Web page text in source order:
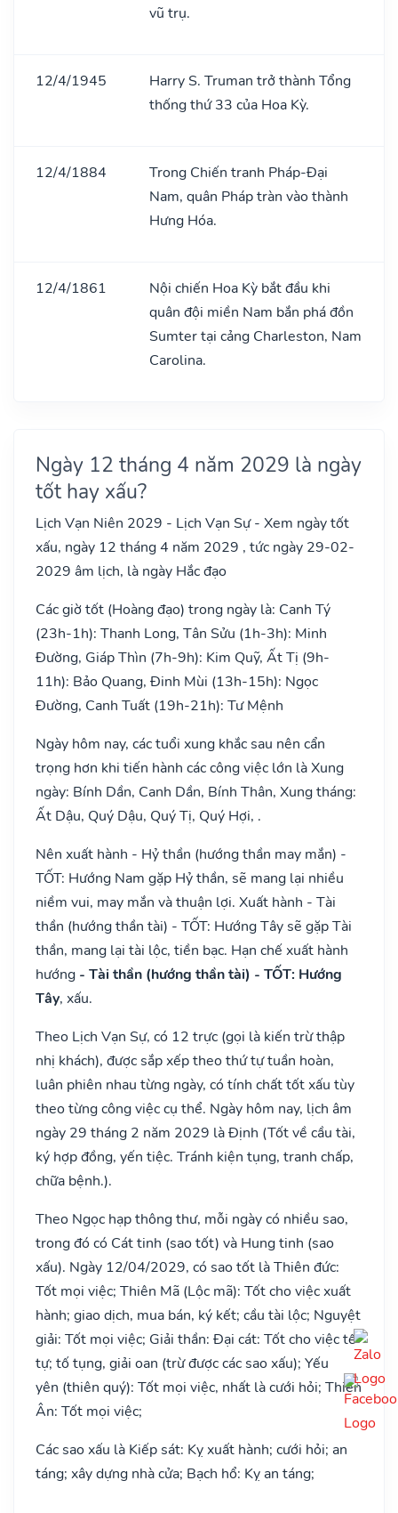
vũ trụ.
12/4/1945
Harry S. Truman trở thành Tổng
thống thứ 33 của Hoa Kỳ.
12/4/1884
Trong Chiến tranh Pháp-Đại
Nam, quân Pháp tràn vào thành
Hưng Hóa.
12/4/1861
Nội chiến Hoa Kỳ bắt đầu khi
quân đội miền Nam bắn phá đồn
Sumter tại cảng Charleston, Nam
Carolina.
Ngày 12 tháng 4 năm 2029 là ngày
tốt hay xấu?
Lịch Vạn Niên 2029 - Lịch Vạn Sự - Xem ngày tốt
xấu, ngày 12 tháng 4 năm 2029 , tức ngày 29-02-
2029 âm lịch, là ngày Hắc đạo
Các giờ tốt (Hoàng đạo) trong ngày là: Canh Tý
(23h-1h): Thanh Long, Tân Sửu (1h-3h): Minh
Đường, Giáp Thìn (7h-9h): Kim Quỹ, Ất Tị (9h-
11h): Bảo Quang, Đinh Mùi (13h-15h): Ngọc
Đường, Canh Tuất (19h-21h): Tư Mệnh
Ngày hôm nay, các tuổi xung khắc sau nên cẩn
trọng hơn khi tiến hành các công việc lớn là Xung
ngày: Bính Dần, Canh Dần, Bính Thân, Xung tháng:
Ất Dậu, Quý Dậu, Quý Tị, Quý Hợi, .
Nên xuất hành - Hỷ thần (hướng thần may mắn) -
TỐT: Hướng Nam gặp Hỷ thần, sẽ mang lại nhiều
niềm vui, may mắn và thuận lợi. Xuất hành - Tài
thần (hướng thần tài) - TỐT: Hướng Tây sẽ gặp Tài
thần, mang lại tài lộc, tiền bạc. Hạn chế xuất hành
hướng - Tài thần (hướng thần tài) - TỐT: Hướng
Tây, xấu.
Theo Lịch Vạn Sự, có 12 trực (gọi là kiến trừ thập
nhị khách), được sắp xếp theo thứ tự tuần hoàn,
luân phiên nhau từng ngày, có tính chất tốt xấu tùy
theo từng công việc cụ thể. Ngày hôm nay, lịch âm
ngày 29 tháng 2 năm 2029 là Định (Tốt về cầu tài,
ký hợp đồng, yến tiệc. Tránh kiện tụng, tranh chấp,
chữa bệnh.).
Theo Ngọc hạp thông thư, mỗi ngày có nhiều sao,
trong đó có Cát tinh (sao tốt) và Hung tinh (sao
xấu). Ngày 12/04/2029, có sao tốt là Thiên đức:
Tốt mọi việc; Thiên Mã (Lộc mã): Tốt cho việc xuất
hành; giao dịch, mua bán, ký kết; cầu tài lộc; Nguyệt
giải: Tốt mọi việc; Giải thần: Đại cát: Tốt cho việc tế
tự; tố tụng, giải oan (trừ được các sao xấu); Yếu
yên (thiên quý): Tốt mọi việc, nhất là cưới hỏi; Thiên
Ân: Tốt mọi việc;
Các sao xấu là Kiếp sát: Kỵ xuất hành; cưới hỏi; an
táng; xây dựng nhà cửa; Bạch hổ: Kỵ an táng;